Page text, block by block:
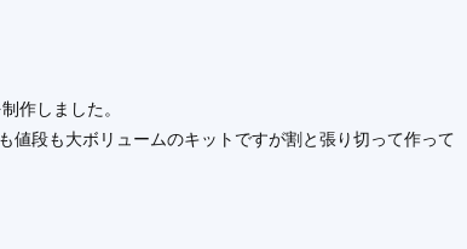
作しました。
値段も大ボリュームのキットですが割と張り切って作って